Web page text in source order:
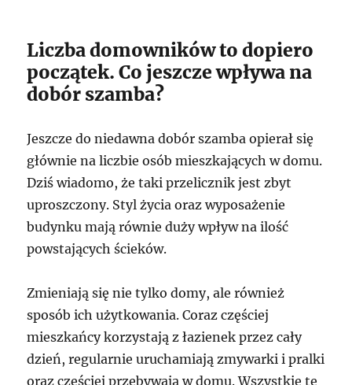
Liczba domowników to dopiero
początek. Co jeszcze wpływa na
dobór szamba?
Jeszcze do niedawna dobór szamba opierał się
głównie na liczbie osób mieszkających w domu.
Dziś wiadomo, że taki przelicznik jest zbyt
uproszczony. Styl życia oraz wyposażenie
budynku mają równie duży wpływ na ilość
powstających ścieków.
Zmieniają się nie tylko domy, ale również
sposób ich użytkowania. Coraz częściej
mieszkańcy korzystają z łazienek przez cały
dzień, regularnie uruchamiają zmywarki i pralki
oraz częściej przebywają w domu. Wszystkie te